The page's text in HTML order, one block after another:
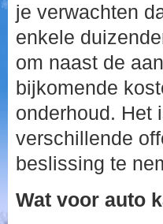
je verwachten
enkele
om naast de
bijkomende
onderhoud. Het
verschillende
beslissing te
Wat voor auto